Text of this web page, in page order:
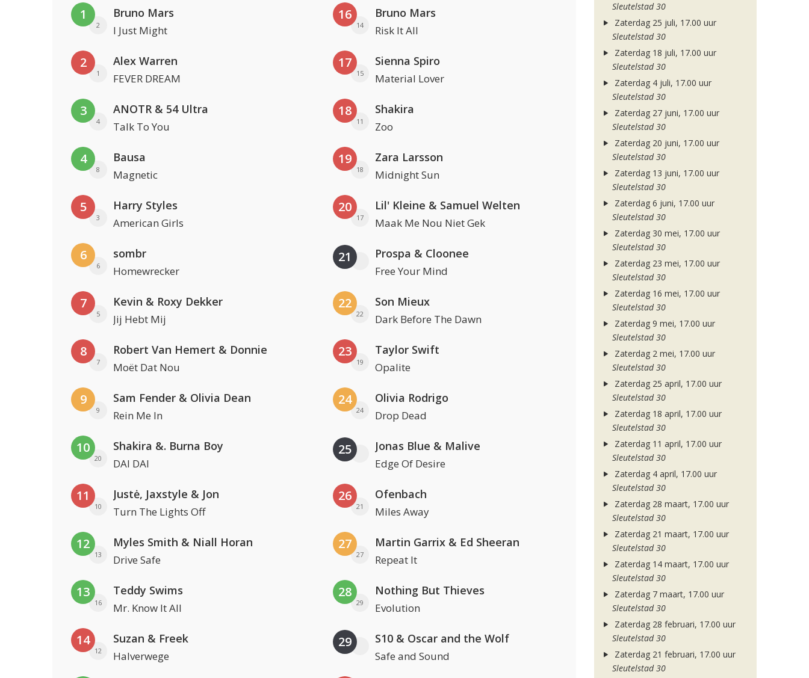
1
2
Bruno Mars
I Just Might
2
1
Alex Warren
FEVER DREAM
3
4
ANOTR & 54 Ultra
Talk To You
4
8
Bausa
Magnetic
5
3
Harry Styles
American Girls
6
6
sombr
Homewrecker
7
5
Kevin & Roxy Dekker
Jij Hebt Mij
8
7
Robert Van Hemert & Donnie
Moët Dat Nou
9
9
Sam Fender & Olivia Dean
Rein Me In
10
20
Shakira &. Burna Boy
DAI DAI
11
10
Justė, Jaxstyle & Jon
Turn The Lights Off
12
13
Myles Smith & Niall Horan
Drive Safe
13
16
Teddy Swims
Mr. Know It All
14
12
Suzan & Freek
Halverwege
16
14
Bruno Mars
Risk It All
17
15
Sienna Spiro
Material Lover
18
11
Shakira
Zoo
19
18
Zara Larsson
Midnight Sun
20
17
Lil' Kleine & Samuel Welten
Maak Me Nou Niet Gek
21 Prospa & Cloonee
Free Your Mind
22
22
Son Mieux
Dark Before The Dawn
23
19
Taylor Swift
Opalite
24
24
Olivia Rodrigo
Drop Dead
25 Jonas Blue & Malive
Edge Of Desire
26
21
Ofenbach
Miles Away
27
27
Martin Garrix & Ed Sheeran
Repeat It
28
29
Nothing But Thieves
Evolution
29 S10 & Oscar and the Wolf
Safe and Sound
Sleutelstad 30
Zaterdag 25 juli, 17.00 uur
Sleutelstad 30
Zaterdag 18 juli, 17.00 uur
Sleutelstad 30
Zaterdag 4 juli, 17.00 uur
Sleutelstad 30
Zaterdag 27 juni, 17.00 uur
Sleutelstad 30
Zaterdag 20 juni, 17.00 uur
Sleutelstad 30
Zaterdag 13 juni, 17.00 uur
Sleutelstad 30
Zaterdag 6 juni, 17.00 uur
Sleutelstad 30
Zaterdag 30 mei, 17.00 uur
Sleutelstad 30
Zaterdag 23 mei, 17.00 uur
Sleutelstad 30
Zaterdag 16 mei, 17.00 uur
Sleutelstad 30
Zaterdag 9 mei, 17.00 uur
Sleutelstad 30
Zaterdag 2 mei, 17.00 uur
Sleutelstad 30
Zaterdag 25 april, 17.00 uur
Sleutelstad 30
Zaterdag 18 april, 17.00 uur
Sleutelstad 30
Zaterdag 11 april, 17.00 uur
Sleutelstad 30
Zaterdag 4 april, 17.00 uur
Sleutelstad 30
Zaterdag 28 maart, 17.00 uur
Sleutelstad 30
Zaterdag 21 maart, 17.00 uur
Sleutelstad 30
Zaterdag 14 maart, 17.00 uur
Sleutelstad 30
Zaterdag 7 maart, 17.00 uur
Sleutelstad 30
Zaterdag 28 februari, 17.00 uur
Sleutelstad 30
Zaterdag 21 februari, 17.00 uur
Sleutelstad 30